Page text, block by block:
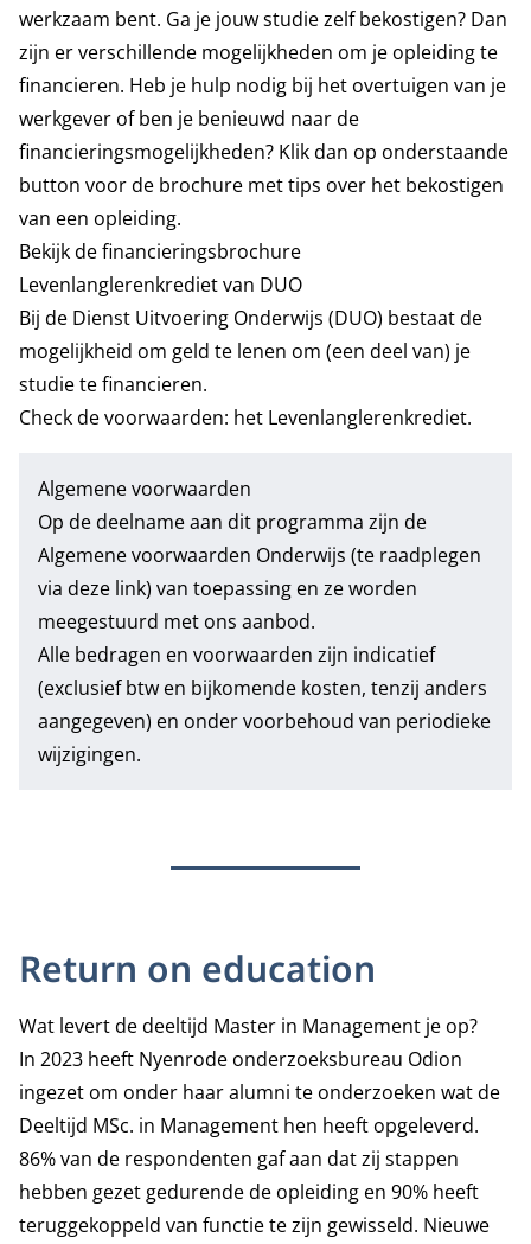
werkzaam bent. Ga je jouw studie zelf bekostigen? Dan
zijn er verschillende mogelijkheden om je opleiding te
financieren. Heb je hulp nodig bij het overtuigen van je
werkgever of ben je benieuwd naar de
financieringsmogelijkheden? Klik dan op onderstaande
button voor de brochure met tips over het bekostigen
van een opleiding.
Bekijk de financieringsbrochure
Levenlanglerenkrediet van DUO
Bij de Dienst Uitvoering Onderwijs (DUO) bestaat de
mogelijkheid om geld te lenen om (een deel van) je
studie te financieren.
Check de voorwaarden: het Levenlanglerenkrediet.
Algemene voorwaarden
Op de deelname aan dit programma zijn de
Algemene voorwaarden Onderwijs (te raadplegen
via deze link) van toepassing en ze worden
meegestuurd met ons aanbod.
Alle bedragen en voorwaarden zijn indicatief
(exclusief btw en bijkomende kosten, tenzij anders
aangegeven) en onder voorbehoud van periodieke
wijzigingen.
Return on education
Wat levert de deeltijd Master in Management je op?
In 2023 heeft Nyenrode onderzoeksbureau Odion
ingezet om onder haar alumni te onderzoeken wat de
Deeltijd MSc. in Management hen heeft opgeleverd.
86% van de respondenten gaf aan dat zij stappen
hebben gezet gedurende de opleiding en 90% heeft
teruggekoppeld van functie te zijn gewisseld. Nieuwe